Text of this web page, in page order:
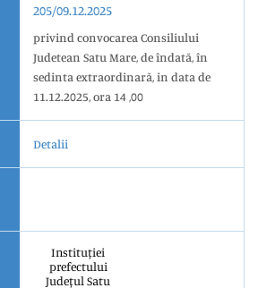
205/09.12.2025
privind convocarea Consiliului
Judetean Satu Mare, de îndată, în
sedinta extraordinară, in data de
11.12.2025, ora 14 ,00
Detalii
Instituției
prefectului
Județul Satu